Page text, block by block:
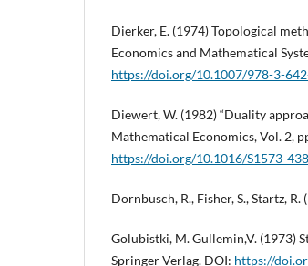
Dierker, E. (1974) Topological
Economics and Mathematical
https://doi.org/10.1007/978-3-
Diewert, W. (1982) “Duality
Mathematical Economics, Vol. 2,
https://doi.org/10.1016/S1573-
Dornbusch, R., Fisher, S., Startz,
Golubistki, M. Gullemin,V. (1973)
Springer Verlag. DOI: https://